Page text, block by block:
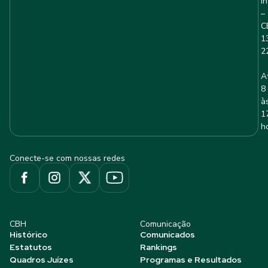
–
8
Conecte-se com nossas redes
CBH
Histórico
Estatutos
Quadros Juízes
Comunicação
Comunicados
Rankings
Programas e Resultados